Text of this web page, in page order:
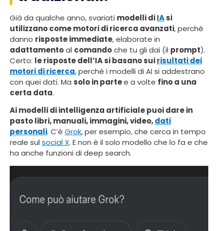
Già da qualche anno, svariati modelli diIAsi
utilizzano come motori di ricerca avanzati, perché
danno risposte immediate, elaborate in
adattamentoal comandoche tu gli dai (il prompt).
Certo: le risposte dell’IA si basano suirisultati dei
motori di ricerca, perché i modelli di AI si addestrano
con quei dati. Ma solo in partee a volte fino a una
certa data.
Ai modelli di intelligenza artificiale puoi dare in
pasto libri, manuali, immagini, video,dati
personali. C’è Grok, per esempio, che cerca in tempo
reale sul social X. E non è il solo modello che lo fa e che
ha anche funzioni di deep search.